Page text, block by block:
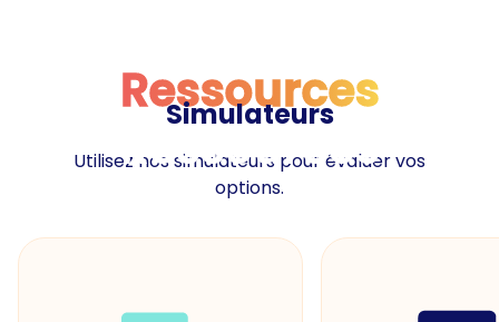
Ressources
Ressources
Simulateurs
Utilisez nos simulateurs pour évaluer vos
options.